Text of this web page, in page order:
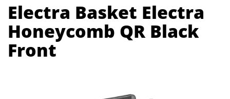
Electra Basket Electra
Honeycomb QR Black
Front